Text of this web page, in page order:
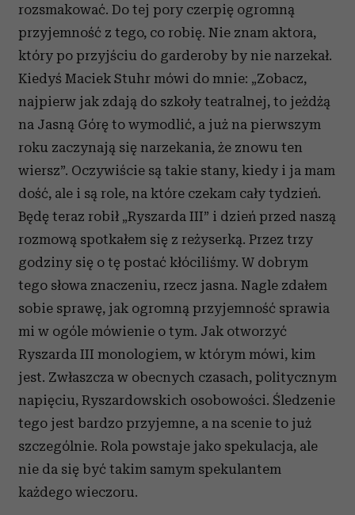
rozsmakować. Do tej pory czerpię ogromną
przyjemność z tego, co robię. Nie znam aktora,
który po przyjściu do garderoby by nie narzekał.
Kiedyś Maciek Stuhr mówi do mnie: „Zobacz,
najpierw jak zdają do szkoły teatralnej, to jeżdżą
na Jasną Górę to wymodlić, a już na pierwszym
roku zaczynają się narzekania, że znowu ten
wiersz”. Oczywiście są takie stany, kiedy i ja mam
dość, ale i są role, na które czekam cały tydzień.
Będę teraz robił „Ryszarda III” i dzień przed naszą
rozmową spotkałem się z reżyserką. Przez trzy
godziny się o tę postać kłóciliśmy. W dobrym
tego słowa znaczeniu, rzecz jasna. Nagle zdałem
sobie sprawę, jak ogromną przyjemność sprawia
mi w ogóle mówienie o tym. Jak otworzyć
Ryszarda III monologiem, w którym mówi, kim
jest. Zwłaszcza w obecnych czasach, politycznym
napięciu, Ryszardowskich osobowości. Śledzenie
tego jest bardzo przyjemne, a na scenie to już
szczególnie. Rola powstaje jako spekulacja, ale
nie da się być takim samym spekulantem
każdego wieczoru.